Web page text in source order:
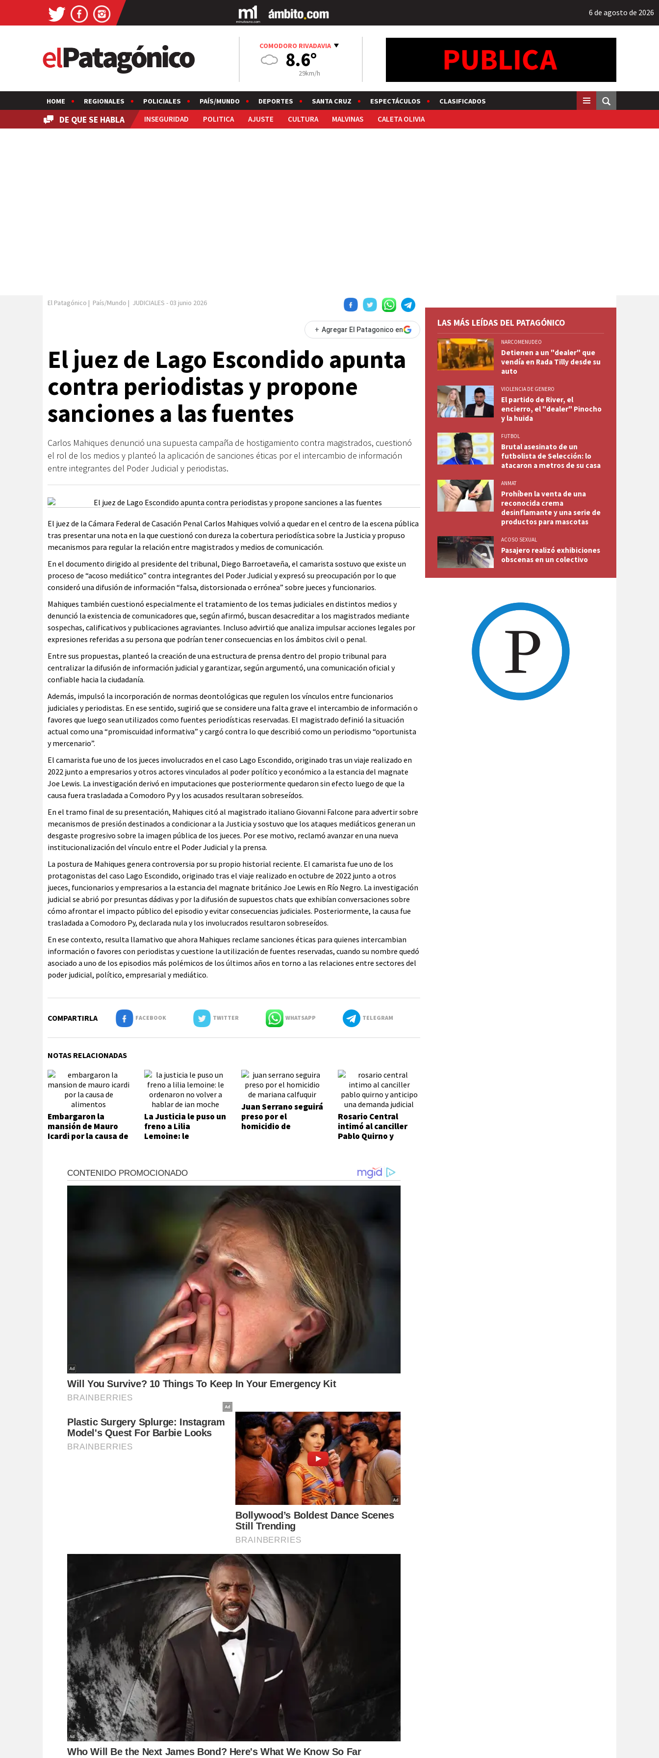
6 de agosto de 2026
COMODORO RIVADAVIA
8.6°
29km/h
HOME REGIONALES POLICIALES PAÍS/MUNDO DEPORTES SANTA CRUZ ESPECTÁCULOS CLASIFICADOS
DE QUE SE HABLA INSEGURIDAD POLITICA AJUSTE CULTURA MALVINAS CALETA OLIVIA
El Patagónico | País/Mundo | JUDICIALES - 03 junio 2026
+ Agregar El Patagonico en
El juez de Lago Escondido apunta
contra periodistas y propone
sanciones a las fuentes
Carlos Mahiques denunció una supuesta campaña de hostigamiento contra magistrados, cuestionó
el rol de los medios y planteó la aplicación de sanciones éticas por el intercambio de información
entre integrantes del Poder Judicial y periodistas.
El juez de la Cámara Federal de Casación Penal Carlos Mahiques volvió a quedar en el centro de la escena pública
tras presentar una nota en la que cuestionó con dureza la cobertura periodística sobre la Justicia y propuso
mecanismos para regular la relación entre magistrados y medios de comunicación.
En el documento dirigido al presidente del tribunal, Diego Barroetaveña, el camarista sostuvo que existe un
proceso de “acoso mediático” contra integrantes del Poder Judicial y expresó su preocupación por lo que
consideró una difusión de información “falsa, distorsionada o errónea” sobre jueces y funcionarios.
Mahiques también cuestionó especialmente el tratamiento de los temas judiciales en distintos medios y
denunció la existencia de comunicadores que, según afirmó, buscan desacreditar a los magistrados mediante
sospechas, calificativos y publicaciones agraviantes. Incluso advirtió que analiza impulsar acciones legales por
expresiones referidas a su persona que podrían tener consecuencias en los ámbitos civil o penal.
Entre sus propuestas, planteó la creación de una estructura de prensa dentro del propio tribunal para
centralizar la difusión de información judicial y garantizar, según argumentó, una comunicación oficial y
confiable hacia la ciudadanía.
Además, impulsó la incorporación de normas deontológicas que regulen los vínculos entre funcionarios
judiciales y periodistas. En ese sentido, sugirió que se considere una falta grave el intercambio de información o
favores que luego sean utilizados como fuentes periodísticas reservadas. El magistrado definió la situación
actual como una “promiscuidad informativa” y cargó contra lo que describió como un periodismo “oportunista
y mercenario”.
El camarista fue uno de los jueces involucrados en el caso Lago Escondido, originado tras un viaje realizado en
2022 junto a empresarios y otros actores vinculados al poder político y económico a la estancia del magnate
Joe Lewis. La investigación derivó en imputaciones que posteriormente quedaron sin efecto luego de que la
causa fuera trasladada a Comodoro Py y los acusados resultaran sobreseídos.
En el tramo final de su presentación, Mahiques citó al magistrado italiano Giovanni Falcone para advertir sobre
mecanismos de presión destinados a condicionar a la Justicia y sostuvo que los ataques mediáticos generan un
desgaste progresivo sobre la imagen pública de los jueces. Por ese motivo, reclamó avanzar en una nueva
institucionalización del vínculo entre el Poder Judicial y la prensa.
La postura de Mahiques genera controversia por su propio historial reciente. El camarista fue uno de los
protagonistas del caso Lago Escondido, originado tras el viaje realizado en octubre de 2022 junto a otros
jueces, funcionarios y empresarios a la estancia del magnate británico Joe Lewis en Río Negro. La investigación
judicial se abrió por presuntas dádivas y por la difusión de supuestos chats que exhibían conversaciones sobre
cómo afrontar el impacto público del episodio y evitar consecuencias judiciales. Posteriormente, la causa fue
trasladada a Comodoro Py, declarada nula y los involucrados resultaron sobreseídos.
En ese contexto, resulta llamativo que ahora Mahiques reclame sanciones éticas para quienes intercambian
información o favores con periodistas y cuestione la utilización de fuentes reservadas, cuando su nombre quedó
asociado a uno de los episodios más polémicos de los últimos años en torno a las relaciones entre sectores del
poder judicial, político, empresarial y mediático.
COMPARTIRLA FACEBOOK TWITTER WHATSAPP TELEGRAM
NOTAS RELACIONADAS
Embargaron la
mansión de Mauro
Icardi por la causa de
La Justicia le puso un
freno a Lilia
Lemoine: le
Juan Serrano seguirá
preso por el
homicidio de
Rosario Central
intimó al canciller
Pablo Quirno y
LAS MÁS LEÍDAS DEL PATAGÓNICO
NARCOMENUDEO
Detienen a un "dealer" que
vendía en Rada Tilly desde su
auto
VIOLENCIA DE GENERO
El partido de River, el
encierro, el "dealer" Pinocho
y la huida
FUTBOL
Brutal asesinato de un
futbolista de Selección: lo
atacaron a metros de su casa
ANMAT
Prohíben la venta de una
reconocida crema
desinflamante y una serie de
productos para mascotas
ACOSO SEXUAL
Pasajero realizó exhibiciones
obscenas en un colectivo